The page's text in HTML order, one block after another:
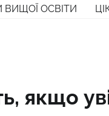
ВИЩОЇ ОСВІТИ
якщо